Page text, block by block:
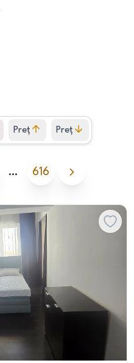
Preț
crescător
Preț
descrescător
… 616